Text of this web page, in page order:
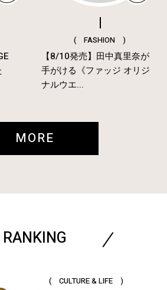
( FASHION )
【8/10発売】田中真里奈が
手がける《ファッジ オリジ
ナルウエ...
MORE
RANKING
( CULTURE & LIFE )